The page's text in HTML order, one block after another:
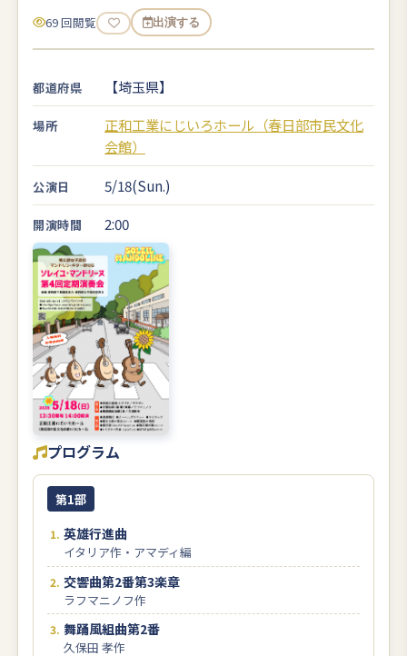
69 回閲覧 出演する
都道府県 【埼玉県】
場所
正和工業にじいろホール（春日部市民文化
会館）
公演日 5/18(Sun.)
開演時間 2:00
プログラム
第1部
英雄行進曲
イタリア作・アマディ編
交響曲第2番第3楽章
ラフマニノフ作
舞踊風組曲第2番
久保田 孝作